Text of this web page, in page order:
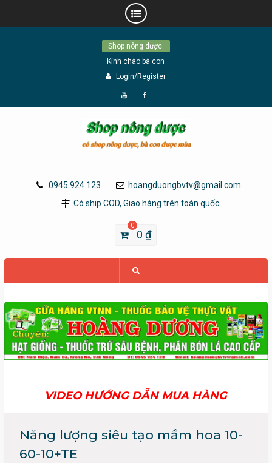
Shop nông dược:
Kính chào bà con
Login/Register
Đăng
YouTube
Page
0945 924 123
hoangduongbvtv@gmail.com
Có ship COD, Giao hàng trên toàn quốc
0
0₫
VIDEO HƯỚNG DẪN MUA HÀNG
Năng lượng siêu tạo mầm hoa 10-
60-10+TE